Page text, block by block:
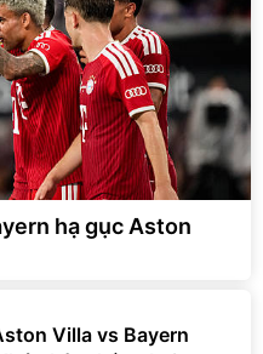
hạ gục Aston
Villa vs Bayern